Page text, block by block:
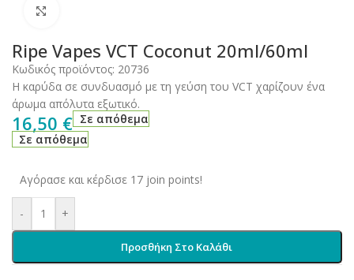
Ripe Vapes VCT Coconut 20ml/60ml
Κωδικός προϊόντος: 20736
Η καρύδα σε συνδυασμό με τη γεύση του VCT χαρίζουν ένα
άρωμα απόλυτα εξωτικό.
16,50 € Σε απόθεμα
Σε απόθεμα
Αγόρασε και κέρδισε 17 join points!
- +
Προσθήκη Στο Καλάθι